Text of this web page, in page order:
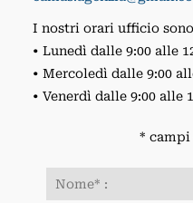
I nostri orari ufficio
• Lunedì dalle 9:00 alle
• Mercoledì dalle 9:00
• Venerdì dalle 9:00 alle
*